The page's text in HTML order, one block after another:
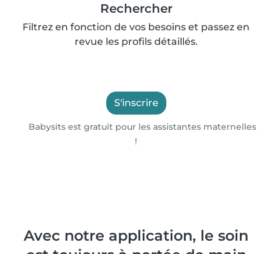
Rechercher
Filtrez en fonction de vos besoins et passez en
revue les profils détaillés.
S'inscrire
Babysits est gratuit pour les assistantes maternelles
!
Avec notre application, le soin